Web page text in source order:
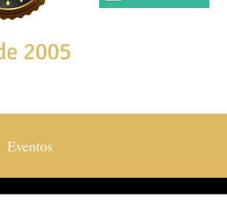
2005
Eventos
& Bem Estar